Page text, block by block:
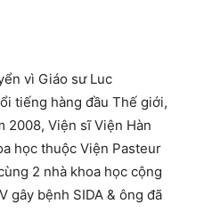
vì Giáo sư Luc
tiếng hàng đầu Thế giới,
2008, Viện sĩ Viện Hàn
học thuộc Viện Pasteur
2 nhà khoa học cộng
gây bệnh SIDA & ông đã